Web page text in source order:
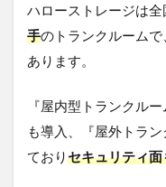
ハローストレージは
手のトランクルームで
あります。
『屋内型トランクル
も導入、『屋外トラン
ておりセキュリティ面